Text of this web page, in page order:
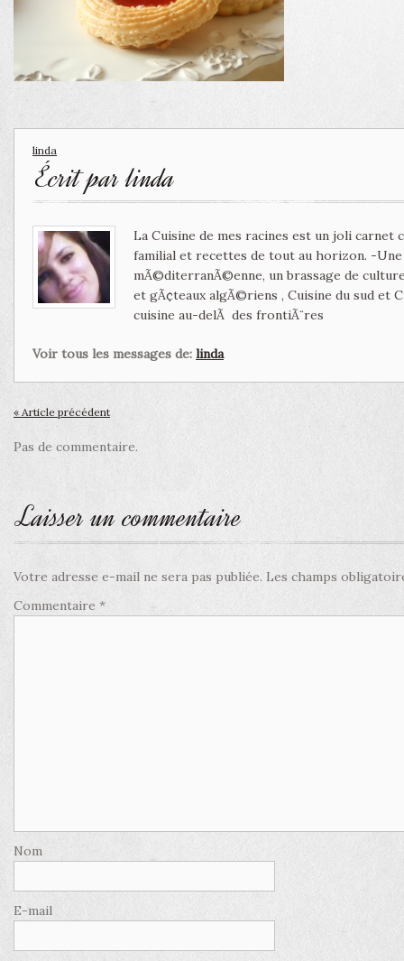
linda
Écrit parlinda
La Cuisine de mes racines est un joli
familial et recettes de tout au horizon. -
mÃ©diterranÃ©enne, un brassage de
et gÃ¢teaux algÃ©riens , Cuisine du sud et
cuisine au-delÃ des frontiÃ¨res
Voir tous les messages de: linda
« Article précédent
Pas de commentaire.
Laisser un commentaire
Votre adresse e-mail ne sera pas publiée. Les champs
Commentaire *
Nom
E-mail